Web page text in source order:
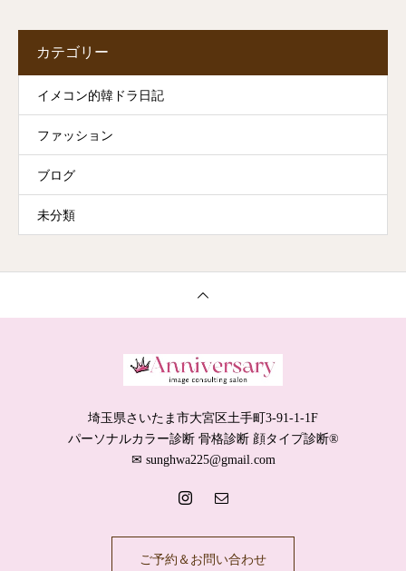
カテゴリー
イメコン的韓ドラ日記
ファッション
ブログ
未分類
埼玉県さいたま市大宮区土手町3-91-1-1F
パーソナルカラー診断 骨格診断 顔タイプ診断®️
✉︎ sunghwa225@gmail.com
ご予約＆お問い合わせ